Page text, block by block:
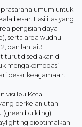
umum untuk
besar. Fasilitas yang
pengisian daya
serta area wudhu
dan lantai 3
turut disediakan di
mengakomodasi
besar keagamaan.
visi Ibu Kota
berkelanjutan
(green building).
dioptimalkan